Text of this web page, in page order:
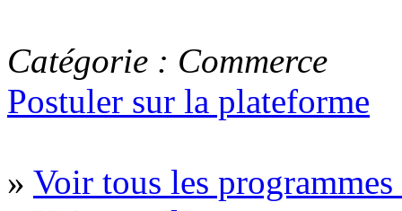
Catégorie : Commerce
Postuler sur la plateforme
» Voir tous les